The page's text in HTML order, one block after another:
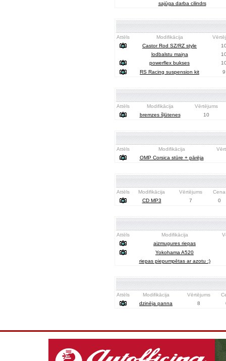
sajūga darba cilindrs
Attēls Modifikācija
Castor Rod SZ/RZ style
lodbalstu maiņa
powerflex bukses
RS Racing suspension kit
9
Attēls Modifikācija
Vērtējums
bremzes šļūtenes
10
Attēls Modifikācija
OMP Corsica stūre + pārēja
Attēls Modifikācija Vērtējums
Cena
CD MP3
7 0
Attēls Modifikācija
aizmugures riepas
Yokohama A520
riepas piepumpētas ar azotu :)
Attēls Modifikācija Vērtējums
dzinēja panna
8